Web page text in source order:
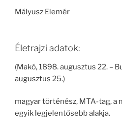
Mályusz Elemér
Életrajzi adatok:
(Makó, 1898. augusztus 22. –
augusztus 25.)
magyar történész, MTA-tag, a
egyik legjelentősebb alakja.